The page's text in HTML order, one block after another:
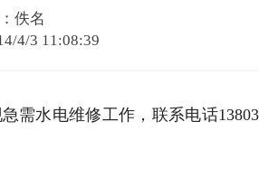
佚名
4/3 11:08:39
需水电维修工作，联系电话13803